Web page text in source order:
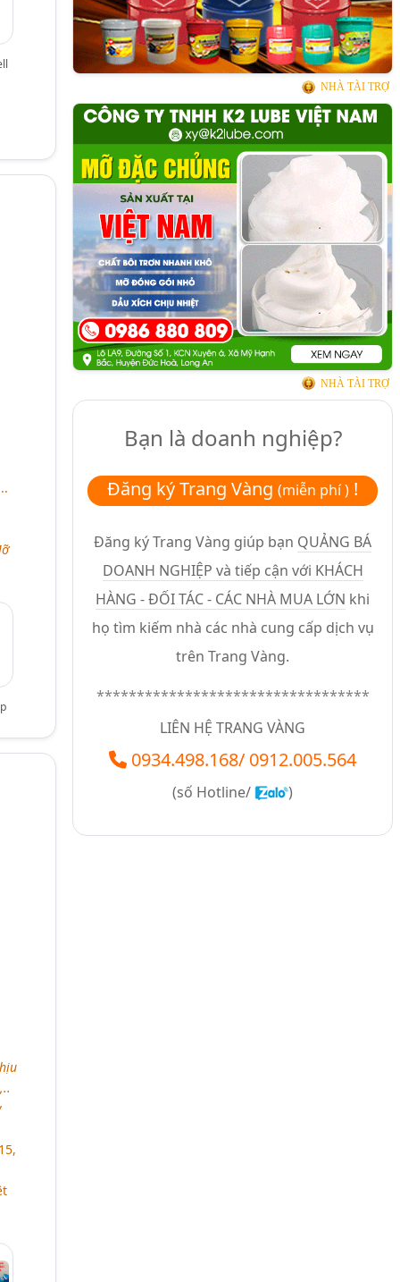
NHÀ TÀI TRỢ
NHÀ TÀI TRỢ
Bạn là doanh nghiệp?
Đăng ký Trang Vàng(miễn phí ) !
Đăng ký Trang Vàng giúp bạn QUẢNG BÁ
DOANH NGHIỆP và tiếp cận với KHÁCH
HÀNG - ĐỐI TÁC - CÁC NHÀ MUA LỚN khi
họ tìm kiếm nhà các nhà cung cấp dịch vụ
trên Trang Vàng.
**********************************
LIÊN HỆ TRANG VÀNG
0934.498.168/ 0912.005.564
(số Hotline/ )